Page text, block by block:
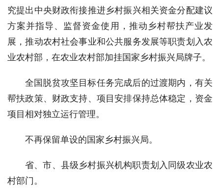
究提出中央财政衔接推进乡村振兴相关资金分配建议
方案并指导、监督资金使用，推动乡村帮扶产业发
展，推动农村社会事业和公共服务发展等职责划入农
业农村部，在农业农村部加挂国家乡村振兴局牌子。
全国脱贫攻坚目标任务完成后的过渡期内，有关
帮扶政策、财政支持、项目安排保持总体稳定，资金
项目相对独立运行管理。
不再保留单设的国家乡村振兴局。
省、市、县级乡村振兴机构职责划入同级农业农
村部门。